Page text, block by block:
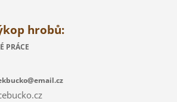
hrobů:
PRÁCE